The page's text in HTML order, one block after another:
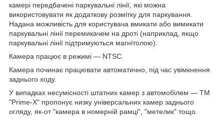
камері передбачені паркувальні лінії, які можна
використовувати як додаткову розмітку для паркування.
Надана можливість для користувача вмикати або вимикати
паркувальні лінії перемикачем на дроті (наприклад, якщо
паркувальні лінії підтримуються магнітолою).
Камера працює в режимі — NTSC.
Камера починає працювати автоматично, під час увімкнення
заднього ходу.
У випадках несумісності штатних камер з автомобілем — TM
"Prime-X" пропонує низку універсальних камер заднього
огляду, як-от "камера в номерній рамці", "метелик" тощо.